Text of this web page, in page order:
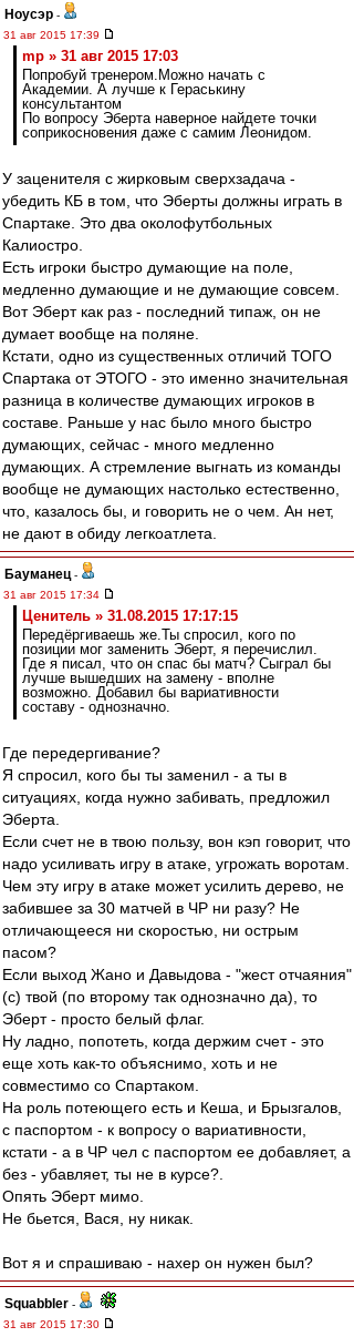
Ноусэр -
31 авг 2015 17:39
mp » 31 авг 2015 17:03
Попробуй тренером.Можно начать с
Академии. А лучше к Гераськину
консультантом
По вопросу Эберта наверное найдете точки
соприкосновения даже с самим Леонидом.
У заценителя с жирковым сверхзадача -
убедить КБ в том, что Эберты должны играть в
Спартаке. Это два околофутбольных
Калиостро.
Есть игроки быстро думающие на поле,
медленно думающие и не думающие совсем.
Вот Эберт как раз - последний типаж, он не
думает вообще на поляне.
Кстати, одно из существенных отличий ТОГО
Спартака от ЭТОГО - это именно значительная
разница в количестве думающих игроков в
составе. Раньше у нас было много быстро
думающих, сейчас - много медленно
думающих. А стремление выгнать из команды
вообще не думающих настолько естественно,
что, казалось бы, и говорить не о чем. Ан нет,
не дают в обиду легкоатлета.
Бауманец -
31 авг 2015 17:34
Ценитель » 31.08.2015 17:17:15
Передёргиваешь же.Ты спросил, кого по
позиции мог заменить Эберт, я перечислил.
Где я писал, что он спас бы матч? Сыграл бы
лучше вышедших на замену - вполне
возможно. Добавил бы вариативности
составу - однозначно.
Где передергивание?
Я спросил, кого бы ты заменил - а ты в
ситуациях, когда нужно забивать, предложил
Эберта.
Если счет не в твою пользу, вон кэп говорит, что
надо усиливать игру в атаке, угрожать воротам.
Чем эту игру в атаке может усилить дерево, не
забившее за 30 матчей в ЧР ни разу? Не
отличающееся ни скоростью, ни острым
пасом?
Если выход Жано и Давыдова - "жест отчаяния"
(с) твой (по второму так однозначно да), то
Эберт - просто белый флаг.
Ну ладно, попотеть, когда держим счет - это
еще хоть как-то объяснимо, хоть и не
совместимо со Спартаком.
На роль потеющего есть и Кеша, и Брызгалов,
с паспортом - к вопросу о вариативности,
кстати - а в ЧР чел с паспортом ее добавляет, а
без - убавляет, ты не в курсе?.
Опять Эберт мимо.
Не бьется, Вася, ну никак.
Вот я и спрашиваю - нахер он нужен был?
Squabbler -
31 авг 2015 17:30